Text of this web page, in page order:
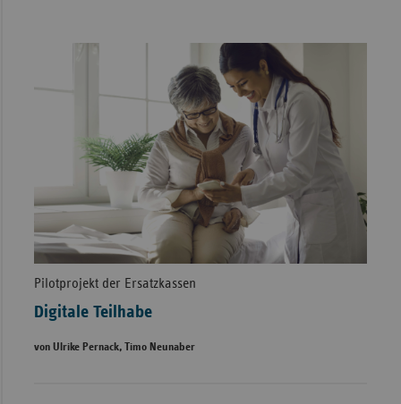
Pilotprojekt der Ersatzkassen
Digitale Teilhabe
von Ulrike Pernack, Timo Neunaber